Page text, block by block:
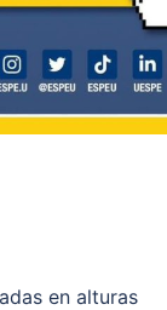
en alturas